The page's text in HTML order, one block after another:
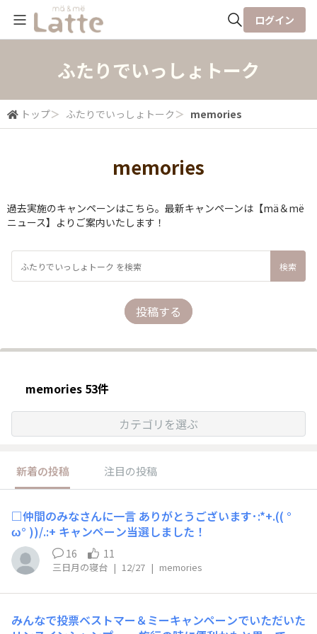
ログイン
ふたりでいっしょトーク
トップ＞ ふたりでいっしょトーク ＞ memories
memories
過去実施のキャンペーンはこちら。最新キャンペーンは【mä＆më
ニュース】よりご案内いたします！
投稿する
memories 53件
カテゴリを選ぶ
新着の投稿 注目の投稿
□仲間のみなさんに一言 ありがとうございます･:*+.(( °
ω° ))/.:+ キャンペーン当選しました！
16 11
三日月の寝台 | 12/27 | memories
みんなで投票ベストマー＆ミーキャンペーンでいただいた